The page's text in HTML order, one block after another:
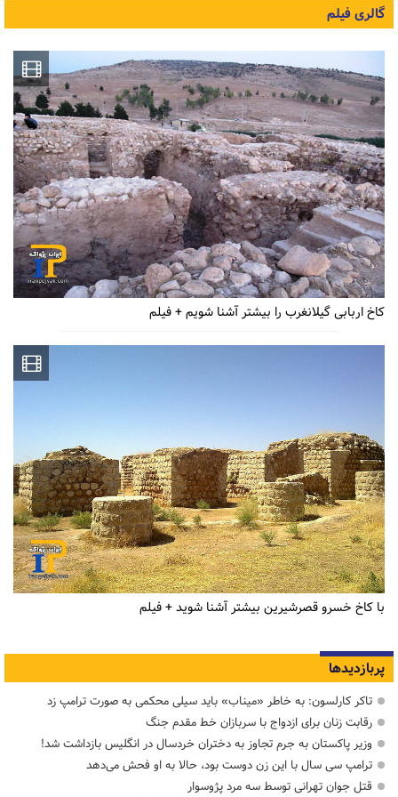
گالری فیلم
کاخ اربابی گیلانغرب را بیشتر آشنا شویم + فیلم
با کاخ خسرو قصرشیرین بیشتر آشنا شوید + فیلم
پربازدیدها
تاکر کارلسون: به خاطر «میناب» باید سیلی محکمی به صورت ترامپ زد
رقابت زنان برای ازدواج با سربازان خط مقدم جنگ
وزیر پاکستان به جرم تجاوز به دختران خردسال در انگلیس بازداشت شد!
ترامپ سی سال با این زن دوست بود، حالا به او فحش می‌دهد
قتل جوان تهرانی توسط سه مرد پژوسوار